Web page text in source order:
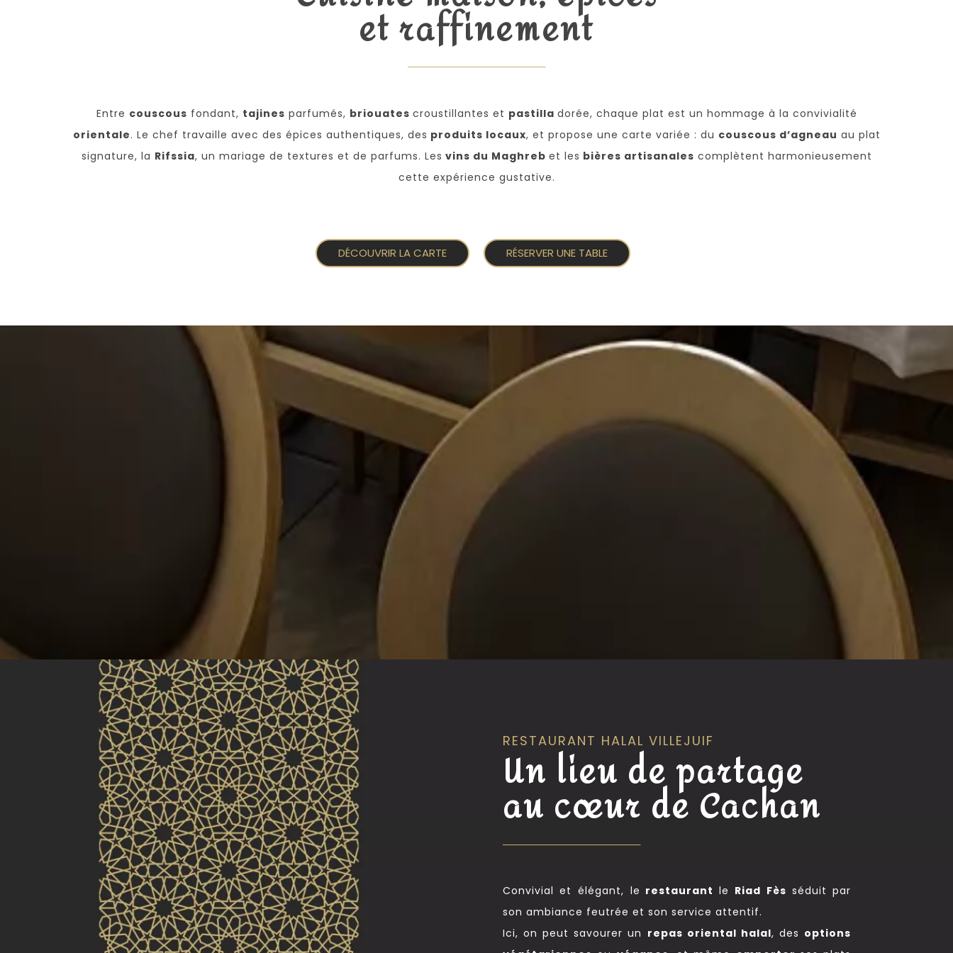
et raffinement
Entre couscous fondant, tajines parfumés, briouates croustillantes et pastilla dorée, chaque plat est un hommage à la convivialité
orientale. Le chef travaille avec des épices authentiques, des produits locaux, et propose une carte variée : du couscous d’agneau au plat
signature, la Rifssia, un mariage de textures et de parfums. Les vins du Maghreb et les bières artisanales complètent harmonieusement
cette expérience gustative.
DÉCOUVRIR LA CARTE RÉSERVER UNE TABLE
RESTAURANT HALAL VILLEJUIF
Un lieu de partage
au cœur de Cachan
Convivial et élégant, le restaurant le Riad Fès séduit par
son ambiance feutrée et son service attentif.
Ici, on peut savourer un repas oriental halal, des options